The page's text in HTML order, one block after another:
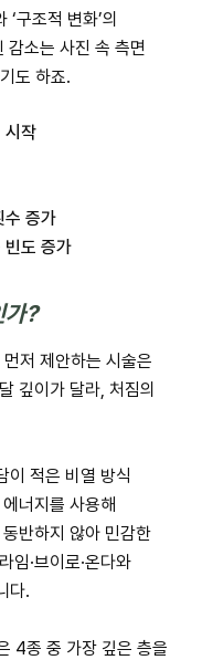
구조적 변화’의
소는 사진 속 측면
도 하죠.
시작
수 증가
빈도 증가
가?
저 제안하는 시술은
깊이가 달라, 처짐의
이 적은 비열 방식
너지를 사용해
반하지 않아 민감한
임·브이로·온다와
다.
4종 중 가장 깊은 층을